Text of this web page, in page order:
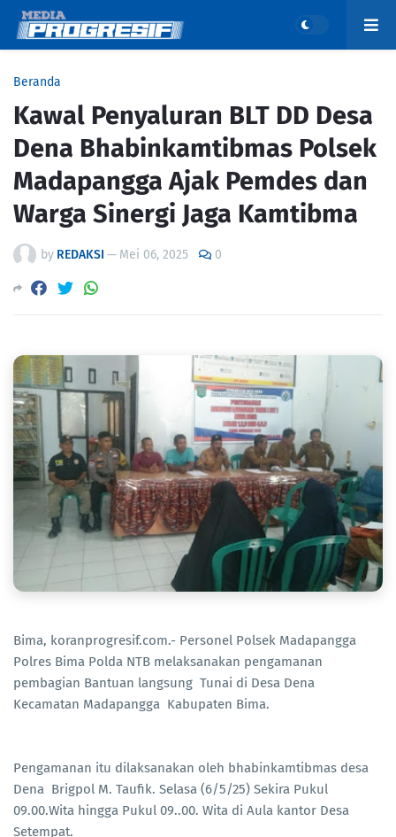
Beranda
Kawal Penyaluran BLT DD Desa
Dena Bhabinkamtibmas Polsek
Madapangga Ajak Pemdes dan
Warga Sinergi Jaga Kamtibma
by REDAKSI — Mei 06, 2025 0
Bima, koranprogresif.com.- Personel Polsek Madapangga
Polres Bima Polda NTB melaksanakan pengamanan
pembagian Bantuan langsung Tunai di Desa Dena
Kecamatan Madapangga Kabupaten Bima.
Pengamanan itu dilaksanakan oleh bhabinkamtibmas desa
Dena Brigpol M. Taufik. Selasa (6/5/25) Sekira Pukul
09.00.Wita hingga Pukul 09..00. Wita di Aula kantor Desa
Setempat.